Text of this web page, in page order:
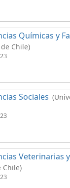
Químicas y
Chile)
Sociales
Veterinarias
Chile)